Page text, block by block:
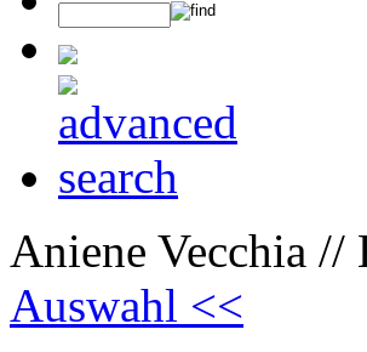
Aniene Vecchia
Auswahl <<